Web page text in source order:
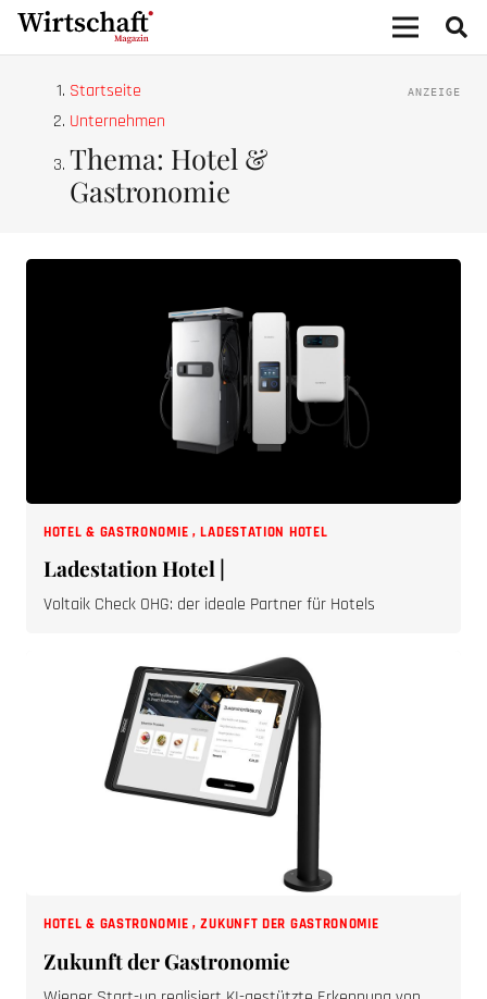
Startseite
Unternehmen
Thema: Hotel &
Gastronomie
HOTEL & GASTRONOMIE ,LADESTATION HOTEL
Ladestation Hotel |
Voltaik Check OHG: der ideale Partner für Hotels
HOTEL & GASTRONOMIE ,ZUKUNFT DER GASTRONOMIE
Zukunft der Gastronomie